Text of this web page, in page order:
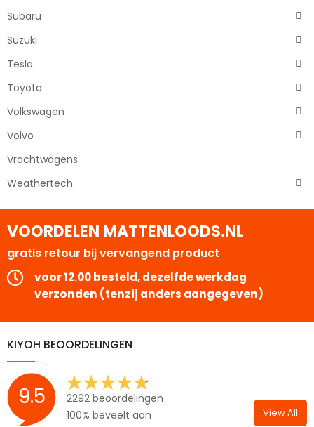
Subaru
Suzuki
Tesla
Toyota
Volkswagen
Volvo
Vrachtwagens
Weathertech
VOORDELEN MATTENLOODS.NL
gratis retour bij vervangend product
voor 12.00 besteld, dezelfde werkdag
verzonden (tenzij anders aangegeven)
KIYOH BEOORDELINGEN
9.5
2292 beoordelingen
100% beveelt aan
View All